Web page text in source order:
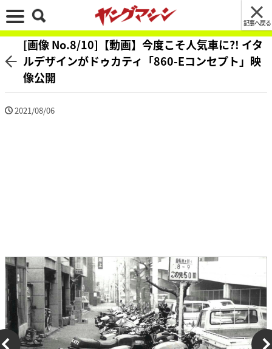
記事へ戻る
[画像 No.8/10]【動画】今度こそ人気車に?! イタ
ルデザインがドゥカティ「860-Eコンセプト」映
像公開
2021/08/06